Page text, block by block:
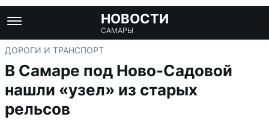
НОВОСТИ
САМАРЫ
ДОРОГИ И ТРАНСПОРТ
В Самаре под Ново-Садовой
нашли «узел» из старых
рельсов